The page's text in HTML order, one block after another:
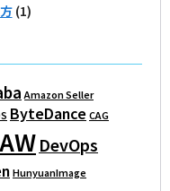
(1)
Amazon Seller
ByteDance CAG
DevOps
HunyuanImage